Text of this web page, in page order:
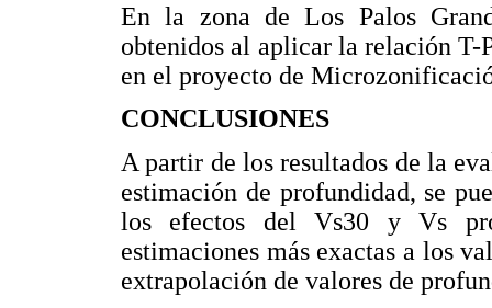
En la zona de Los Palos
obtenidos al aplicar la relación T-
en el proyecto de
CONCLUSIONES
A partir de los resultados de la
estimación de profundidad, se
los efectos del Vs30 y Vs
estimaciones más exactas a los
extrapolación de valores de